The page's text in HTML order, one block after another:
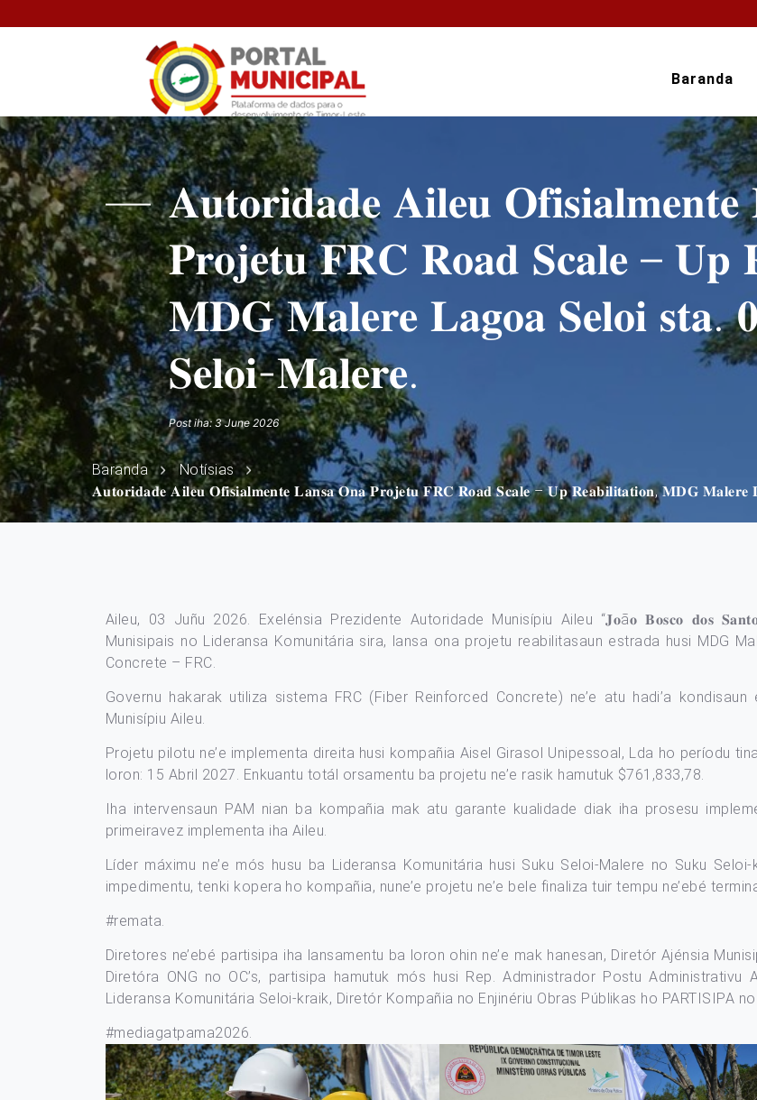
Baranda
𝐀𝐮𝐭𝐨𝐫𝐢𝐝𝐚𝐝𝐞 𝐀𝐢𝐥𝐞𝐮
𝐏𝐫𝐨𝐣𝐞𝐭𝐮 𝐅𝐑𝐂 𝐑𝐨𝐚𝐝 𝐒𝐜𝐚𝐥𝐞 – 𝐔𝐩
𝐌𝐃𝐆 𝐌𝐚𝐥𝐞𝐫𝐞 𝐋𝐚𝐠𝐨𝐚 𝐒𝐞𝐥𝐨𝐢 𝐬𝐭𝐚.
𝐒𝐞𝐥𝐨𝐢-𝐌𝐚𝐥𝐞𝐫𝐞.
Post iha: 3 June 2026
Baranda
Notísias
𝐀𝐮𝐭𝐨𝐫𝐢𝐝𝐚𝐝𝐞 𝐀𝐢𝐥𝐞𝐮 𝐎𝐟𝐢𝐬𝐢𝐚𝐥𝐦𝐞𝐧𝐭𝐞 𝐋𝐚𝐧𝐬𝐚 𝐎𝐧𝐚 𝐏𝐫𝐨𝐣𝐞𝐭𝐮 𝐅𝐑𝐂 𝐑𝐨𝐚𝐝 𝐒𝐜𝐚𝐥𝐞 – 𝐔𝐩 𝐑𝐞𝐚𝐛𝐢𝐥𝐢𝐭𝐚𝐭𝐢𝐨𝐧, 𝐌𝐃𝐆 𝐌𝐚𝐥𝐞𝐫𝐞
Aileu, 03 Juñu 2026. Exelénsia Prezidente Autoridade Munisípiu Aileu “𝐉𝐨ã𝐨 𝐁𝐨𝐬𝐜𝐨 𝐝𝐨𝐬
Munisipais no Lideransa Komunitária sira, lansa ona projetu reabilitasaun estrada husi MDG
Concrete – FRC.
Governu hakarak utiliza sistema FRC (Fiber Reinforced Concrete) ne’e atu hadi’a
Munisípiu Aileu.
Projetu pilotu ne’e implementa direita husi kompañia Aisel Girasol Unipessoal, Lda ho períodu
loron: 15 Abril 2027. Enkuantu totál orsamentu ba projetu ne’e rasik hamutuk $761,833,78.
Iha intervensaun PAM nian ba kompañia mak atu garante kualidade diak iha prosesu
primeiravez implementa iha Aileu.
Líder máximu ne’e mós husu ba Lideransa Komunitária husi Suku Seloi-Malere no Suku
impedimentu, tenki kopera ho kompañia, nune’e projetu ne’e bele finaliza tuir tempu ne’ebé
#remata.
Diretores ne’ebé partisipa iha lansamentu ba loron ohin ne’e mak hanesan, Diretór Ajénsia
Diretóra ONG no OC’s, partisipa hamutuk mós husi Rep. Administrador Postu Administrativu
Lideransa Komunitária Seloi-kraik, Diretór Kompañia no Enjinériu Obras Públikas ho PARTISIPA
#mediagatpama2026.